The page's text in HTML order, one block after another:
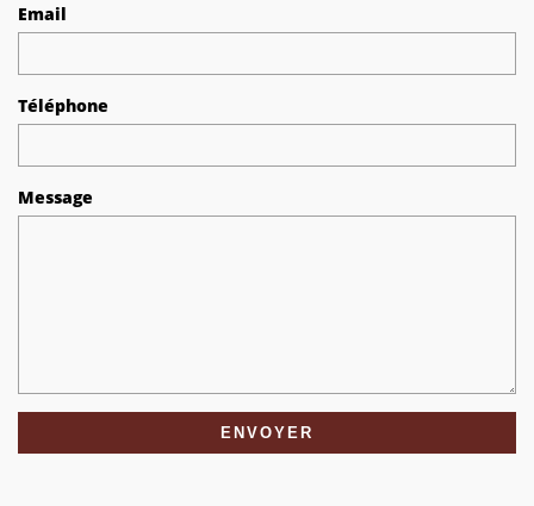
Email
Téléphone
Message